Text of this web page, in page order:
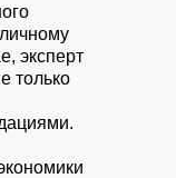
эксперт
только